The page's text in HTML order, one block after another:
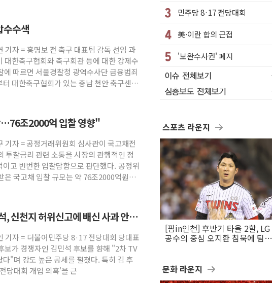
상, 종가가 넘은 건 국경 아닌 '식문화 장벽'
…구리 가격 상승 전망 부각
은 채권혼합 펀드 2종 출시
스'는 사고 급등주는 팔았다
수수색
기자 = 홍명보 전 축구 대표팀 감독 선임 과
대한축구협회와 축구회관 등에 대한 강제수
에 따르면 서울경찰청 광역수사단 금융범죄
대한축구협회가 있는 충남 천안 축구센터
…76조2000억 입찰 영향"
기자 = 공정거래위원회 심사관이 국고채전
투찰금리 관련 소통을 시장의 관행적인 정
고 빈번한 입찰담합으로 판단했다. 공정위
은 국고채 입찰 규모는 약 76조2000억원으
신천지 허위신고에 배신 사과 안
기자 = 더불어민주당 8·17 전당대회 당대표
보가 경쟁자인 김민석 후보를 향해 "2차 TV
"며 강도 높은 공세를 펼쳤다. 특히 김 후
당대회 개입 의혹'을 근
민주당 8·17 전당대회
美·이란 합의 근접
'보완수사권' 폐지
스포츠 라운지
[핌in인천] 후반기 타율 2할, LG
공수의 중심 오지환 침묵에 팀도
문화 라운지